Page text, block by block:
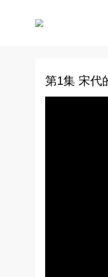
第1集 宋代